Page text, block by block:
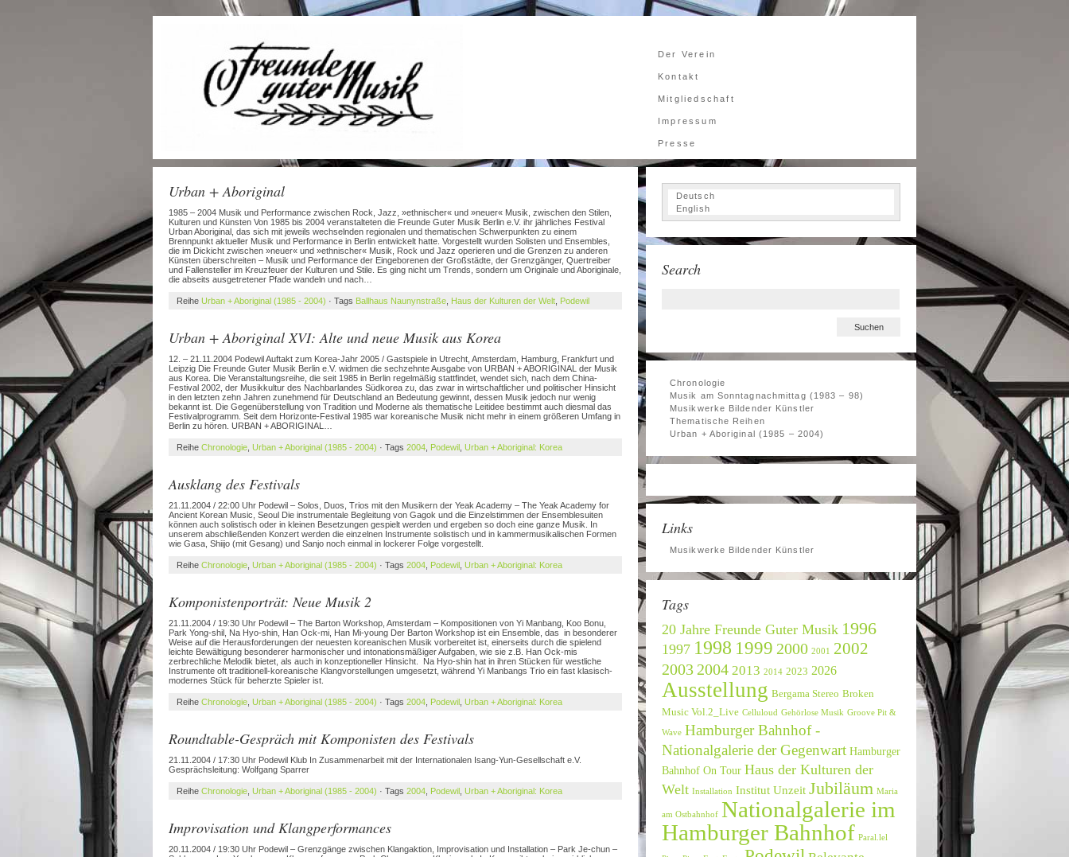
Der Verein
Kontakt
Mitgliedschaft
Impressum
Presse
Urban + Aboriginal
1985 – 2004 Musik und Performance zwischen Rock, Jazz, »ethnischer« und »neuer« Musik, zwischen den Stilen,
Kulturen und Künsten Von 1985 bis 2004 veranstalteten die Freunde Guter Musik Berlin e.V. ihr jährliches Festival
Urban Aboriginal, das sich mit jeweils wechselnden regionalen und thematischen Schwerpunkten zu einem
Brennpunkt aktueller Musik und Performance in Berlin entwickelt hatte. Vorgestellt wurden Solisten und Ensembles,
die im Dickicht zwischen »neuer« und »ethnischer« Musik, Rock und Jazz operieren und die Grenzen zu anderen
Künsten überschreiten – Musik und Performance der Eingeborenen der Großstädte, der Grenzgänger, Quertreiber
und Fallensteller im Kreuzfeuer der Kulturen und Stile. Es ging nicht um Trends, sondern um Originale und Aboriginale,
die abseits ausgetretener Pfade wandeln und nach…
Reihe Urban + Aboriginal (1985 - 2004) · Tags Ballhaus Naunynstraße Haus der Kulturen der Welt Podewil
Urban + Aboriginal XVI: Alte und neue Musik aus Korea
12. – 21.11.2004 Podewil Auftakt zum Korea-Jahr 2005 / Gastspiele in Utrecht, Amsterdam, Hamburg, Frankfurt und
Leipzig Die Freunde Guter Musik Berlin e.V. widmen die sechzehnte Ausgabe von URBAN + ABORIGINAL der Musik
aus Korea. Die Veranstaltungsreihe, die seit 1985 in Berlin regelmäßig stattfindet, wendet sich, nach dem China-
Festival 2002, der Musikkultur des Nachbarlandes Südkorea zu, das zwar in wirtschaftlicher und politischer Hinsicht
in den letzten zehn Jahren zunehmend für Deutschland an Bedeutung gewinnt, dessen Musik jedoch nur wenig
bekannt ist. Die Gegenüberstellung von Tradition und Moderne als thematische Leitidee bestimmt auch diesmal das
Festivalprogramm. Seit dem Horizonte-Festival 1985 war koreanische Musik nicht mehr in einem größeren Umfang in
Berlin zu hören. URBAN + ABORIGINAL…
Reihe Chronologie Urban + Aboriginal (1985 - 2004) · Tags 2004 Podewil Urban + Aboriginal: Korea
Ausklang des Festivals
21.11.2004 / 22:00 Uhr Podewil – Solos, Duos, Trios mit den Musikern der Yeak Academy – The Yeak Academy for
Ancient Korean Music, Seoul Die instrumentale Begleitung von Gagok und die Einzelstimmen der Ensemblesuiten
können auch solistisch oder in kleinen Besetzungen gespielt werden und ergeben so doch eine ganze Musik. In
unserem abschließenden Konzert werden die einzelnen Instrumente solistisch und in kammermusikalischen Formen
wie Gasa, Shiijo (mit Gesang) und Sanjo noch einmal in lockerer Folge vorgestellt.
Reihe Chronologie Urban + Aboriginal (1985 - 2004) · Tags 2004 Podewil Urban + Aboriginal: Korea
Komponistenporträt: Neue Musik 2
21.11.2004 / 19:30 Uhr Podewil – The Barton Workshop, Amsterdam – Kompositionen von Yi Manbang, Koo Bonu,
Park Yong-shil, Na Hyo-shin, Han Ock-mi, Han Mi-young Der Barton Workshop ist ein Ensemble, das in besonderer
Weise auf die Herausforderungen der neuesten koreanischen Musik vorbereitet ist, einerseits durch die spielend
leichte Bewältigung besonderer harmonischer und intonationsmäßiger Aufgaben, wie sie z.B. Han Ock-mis
zerbrechliche Melodik bietet, als auch in konzeptioneller Hinsicht. Na Hyo-shin hat in ihren Stücken für westliche
Instrumente oft traditionell-koreanische Klangvorstellungen umgesetzt, während Yi Manbangs Trio ein fast klasisch-
modernes Stück für beherzte Spieler ist.
Reihe Chronologie Urban + Aboriginal (1985 - 2004) · Tags 2004 Podewil Urban + Aboriginal: Korea
Roundtable-Gespräch mit Komponisten des Festivals
21.11.2004 / 17:30 Uhr Podewil Klub In Zusammenarbeit mit der Internationalen Isang-Yun-Gesellschaft e.V.
Gesprächsleitung: Wolfgang Sparrer
Reihe Chronologie Urban + Aboriginal (1985 - 2004) · Tags 2004 Podewil Urban + Aboriginal: Korea
Improvisation und Klangperformances
20.11.2004 / 19:30 Uhr Podewil – Grenzgänge zwischen Klangaktion, Improvisation und Installation – Park Je-chun –
Deutsch
English
Search
Chronologie
Musik am Sonntagnachmittag (1983 – 98)
Musikwerke Bildender Künstler
Thematische Reihen
Urban + Aboriginal (1985 – 2004)
Links
Musikwerke Bildender Künstler
Tags
20 Jahre Freunde Guter Musik 1996
1997 1998 1999 2000 2001 2002
2003 2004 2013 2014 2023 2026
Ausstellung Bergama Stereo Broken
Music Vol.2_Live Celluloud Gehörlose Musik Groove Pit &
Wave Hamburger Bahnhof -
Nationalgalerie der Gegenwart Hamburger
Bahnhof On Tour Haus der Kulturen der
Welt Installation Institut Unzeit Jubiläum Maria
am Ostbahnhof Nationalgalerie im
Hamburger Bahnhof Paral.lel